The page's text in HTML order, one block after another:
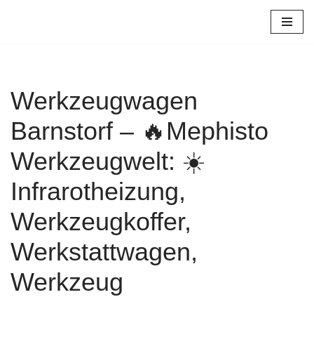
Werkzeugwagen
Barnstorf – 🔥Mephisto
Werkzeugwelt: ☀️
Infrarotheizung,
Werkzeugkoffer,
Werkstattwagen,
Werkzeug